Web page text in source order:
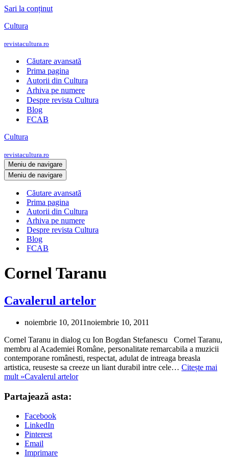
Sari la conținut
Cultura
revistacultura.ro
Căutare avansată
Prima pagina
Autorii din Cultura
Arhiva pe numere
Despre revista Cultura
Blog
FCAB
Cultura
revistacultura.ro
Meniu de navigare
Meniu de navigare
Căutare avansată
Prima pagina
Autorii din Cultura
Arhiva pe numere
Despre revista Cultura
Blog
FCAB
Cornel Taranu
Cavalerul artelor
noiembrie 10, 2011noiembrie 10, 2011
Cornel Taranu in dialog cu Ion Bogdan Stefanescu Cornel Taranu,
membru al Academiei Române, personalitate remarcabila a muzicii
contemporane românesti, respectat, adulat de intreaga breasla
artistica, reuseste sa creeze un liant durabil intre cele… Citește mai
mult »Cavalerul artelor
Partajează asta:
Facebook
LinkedIn
Pinterest
Email
Imprimare